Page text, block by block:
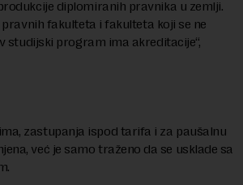
diplomiranih pravnika u zemlji.
fakulteta i fakulteta koji se ne
studijski program ima akreditacije“,
zastupanja ispod tarifa i za paušalnu
već je samo traženo da se usklade sa